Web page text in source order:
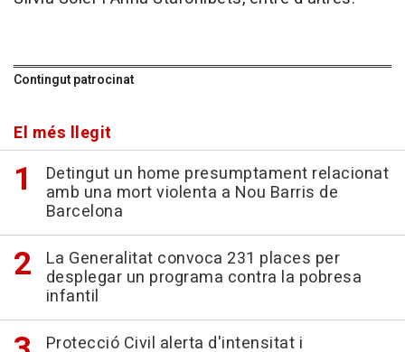
Contingut patrocinat
El més llegit
Detingut un home presumptament relacionat
amb una mort violenta a Nou Barris de
Barcelona
La Generalitat convoca 231 places per
desplegar un programa contra la pobresa
infantil
Protecció Civil alerta d'intensitat i